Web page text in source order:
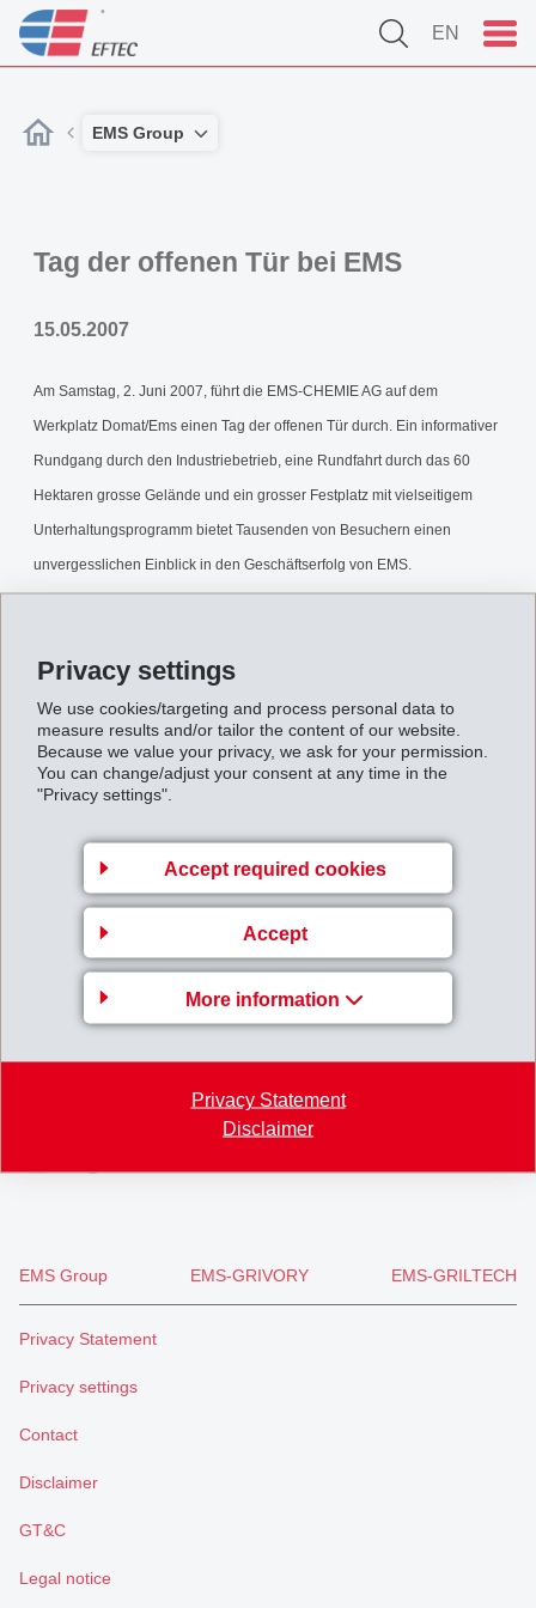
Privacy settings
We use cookies/targeting and process personal data to
measure results and/or tailor the content of our website.
Because we value your privacy, we ask for your permission.
You can change/adjust your consent at any time in the
"Privacy settings".
Accept required cookies
Accept
More information
Privacy Statement
Disclaimer
EN
EMS Group
Tag der offenen Tür bei EMS
15.05.2007
Am Samstag, 2. Juni 2007, führt die EMS-CHEMIE AG auf dem
Werkplatz Domat/Ems einen Tag der offenen Tür durch. Ein informativer
Rundgang durch den Industriebetrieb, eine Rundfahrt durch das 60
Hektaren grosse Gelände und ein grosser Festplatz mit vielseitigem
Unterhaltungsprogramm bietet Tausenden von Besuchern einen
unvergesslichen Einblick in den Geschäftserfolg von EMS.
Back to overview
Gruppenleitung
EFTEC AG
Hofstrasse 31
8590 Romanshorn
Switzerland
+41 71 466 43 00
EMS Group EMS-GRIVORY EMS-GRILTECH
Privacy Statement
Privacy settings
Contact
Disclaimer
GT&C
Legal notice